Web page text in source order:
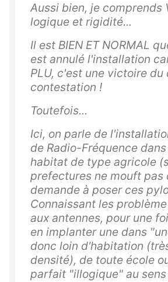
Aussi bien, je comprends
logique et rigidité...
Il est BIEN ET NORMAL
est annulé l'installation
PLU, c'est une victoire du
contestation !
Toutefois...
Ici, on parle de
de Radio-Fréquence
habitat de type agricole
prefectures ne mouft pas
demande à poser ces
Connaissant les
aux antennes, pour une
en implanter une dans
donc loin d'habitation
densité), de toute école
parfait "illogique" au